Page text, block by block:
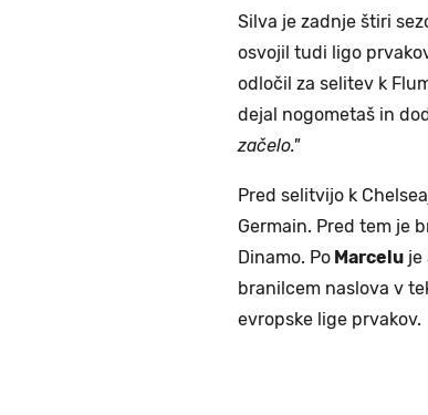
Silva je zadnje štiri
osvojil tudi ligo
odločil za selitev k
dejal nogometaš in
začelo."
Pred selitvijo k
Germain. Pred tem je
Dinamo. Po Marcelu je
branilcem naslova v
evropske lige prvakov.